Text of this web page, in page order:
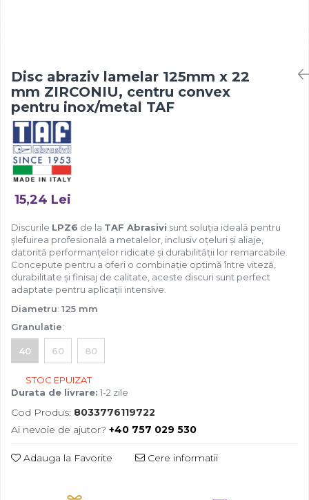
Disc abraziv lamelar 125mm x 22
mm ZIRCONIU, centru convex
pentru inox/metal TAF
15,24 Lei
Discurile LPZ6 de la TAF Abrasivi sunt soluția ideală pentru
șlefuirea profesională a metalelor, inclusiv oțeluri și aliaje,
datorită performanțelor ridicate și durabilității lor remarcabile.
Concepute pentru a oferi o combinație optimă între viteză,
durabilitate și finisaj de calitate, aceste discuri sunt perfect
adaptate pentru aplicații intensive.
Diametru: 125 mm
Granulatie:
40 60 80
STOC EPUIZAT
Durata de livrare: 1-2 zile
Cod Produs: 8033776119722
Ai nevoie de ajutor? +40 757 029 530
Adauga la Favorite Cere informatii